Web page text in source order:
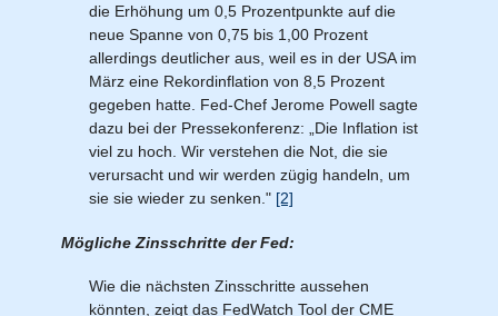
die Erhöhung um 0,5 Prozentpunkte auf die
neue Spanne von 0,75 bis 1,00 Prozent
allerdings deutlicher aus, weil es in der USA im
März eine Rekordinflation von 8,5 Prozent
gegeben hatte. Fed-Chef Jerome Powell sagte
dazu bei der Pressekonferenz: „Die Inflation ist
viel zu hoch. Wir verstehen die Not, die sie
verursacht und wir werden zügig handeln, um
sie sie wieder zu senken." [2]
Mögliche Zinsschritte der Fed:
Wie die nächsten Zinsschritte aussehen
könnten, zeigt das FedWatch Tool der CME